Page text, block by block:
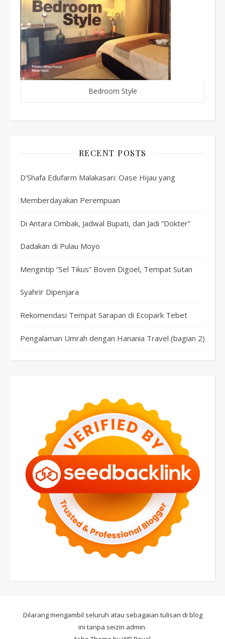
Bedroom Style
RECENT POSTS
D’Shafa Edufarm Malakasari: Oase Hijau yang
Memberdayakan Perempuan
Di Antara Ombak, Jadwal Bupati, dan Jadi “Dokter”
Dadakan di Pulau Moyo
Mengintip “Sel Tikus” Boven Digoel, Tempat Sutan
Syahrir Dipenjara
Rekomendasi Tempat Sarapan di Ecopark Tebet
Pengalaman Umrah dengan Hanania Travel (bagian 2)
Dilarang mengambil seluruh atau sebagaian tulisan di blog
ini tanpa seizin admin.